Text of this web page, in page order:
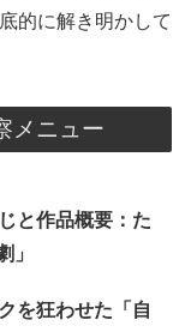
的に解き明かして
メニュー
と作品概要：た
」
を狂わせた「自